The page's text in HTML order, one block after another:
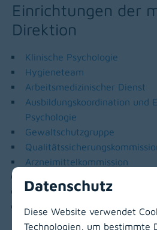
Einrichtungen der
Direktion
Klinische Psychologie
Hygieneteam
Arbeitsmedizinischer Dienst
Ausbildungskoordination und
Psychologie
Gewaltschutzgruppe
Arzneimittelkommission
LKF-Management
Klinisches Risikomanagement
Datenschutz
Diese Website verwendet
Technologien, um bestimmte